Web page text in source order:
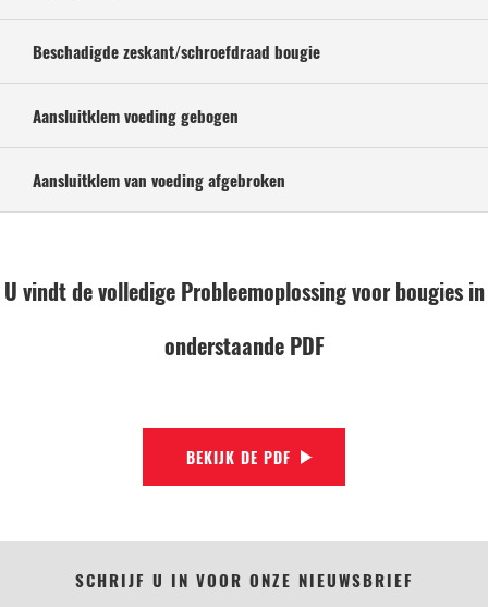
Beschadigde zeskant/schroefdraad bougie
Aansluitklem voeding gebogen
Aansluitklem van voeding afgebroken
U vindt de volledige Probleemoplossing voor bougies in
onderstaande PDF
BEKIJK DE PDF
SCHRIJF U IN VOOR ONZE NIEUWSBRIEF